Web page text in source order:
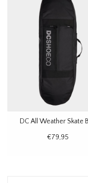
DC All Weather Skate
€79,95